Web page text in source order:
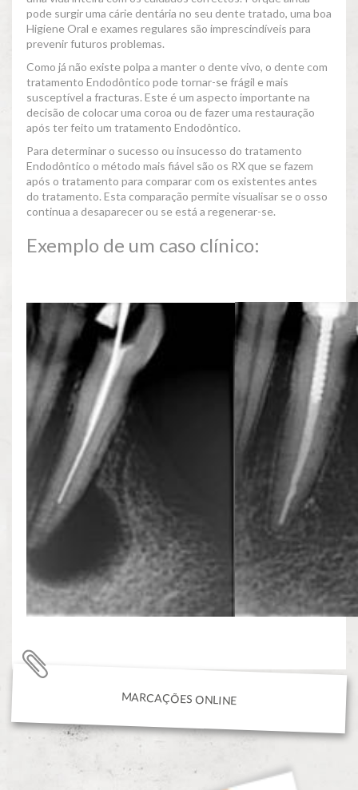
pode surgir uma cárie dentária no seu dente tratado, uma boa
Higiene Oral e exames regulares são imprescindíveis para
prevenir futuros problemas.
Como já não existe polpa a manter o dente vivo, o dente com
tratamento Endodôntico pode tornar-se frágil e mais
susceptível a fracturas. Este é um aspecto importante na
decisão de colocar uma coroa ou de fazer uma restauração
após ter feito um tratamento Endodôntico.
Para determinar o sucesso ou insucesso do tratamento
Endodôntico o método mais fiável são os RX que se fazem
após o tratamento para comparar com os existentes antes
do tratamento. Esta comparação permite visualisar se o osso
continua a desaparecer ou se está a regenerar-se.
Exemplo de um caso clínico:
MARCAÇÕES ONLINE